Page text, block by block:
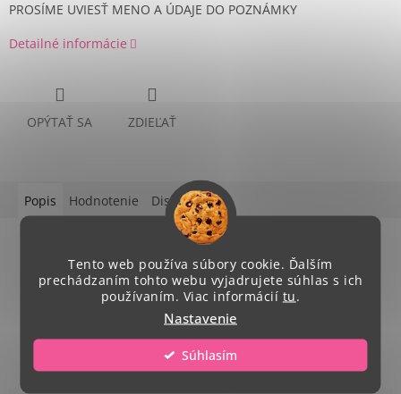
Tento web používa súbory cookie. Ďalším
prechádzaním tohto webu vyjadrujete súhlas s ich
používaním. Viac informácií tu.
Nastavenie
Súhlasím
PROSÍME UVIESŤ MENO A ÚDAJE DO POZNÁMKY
Detailné informácie
OPÝTAŤ SA ZDIEĽAŤ
Popis Hodnotenie Diskusia
z PVC,vzadu na 4 lepíky
rozmer: A4 (21 X 29,5 cm) odolné voči UVžiareniu
a poveternosti,vhodné do in aj exteriéru